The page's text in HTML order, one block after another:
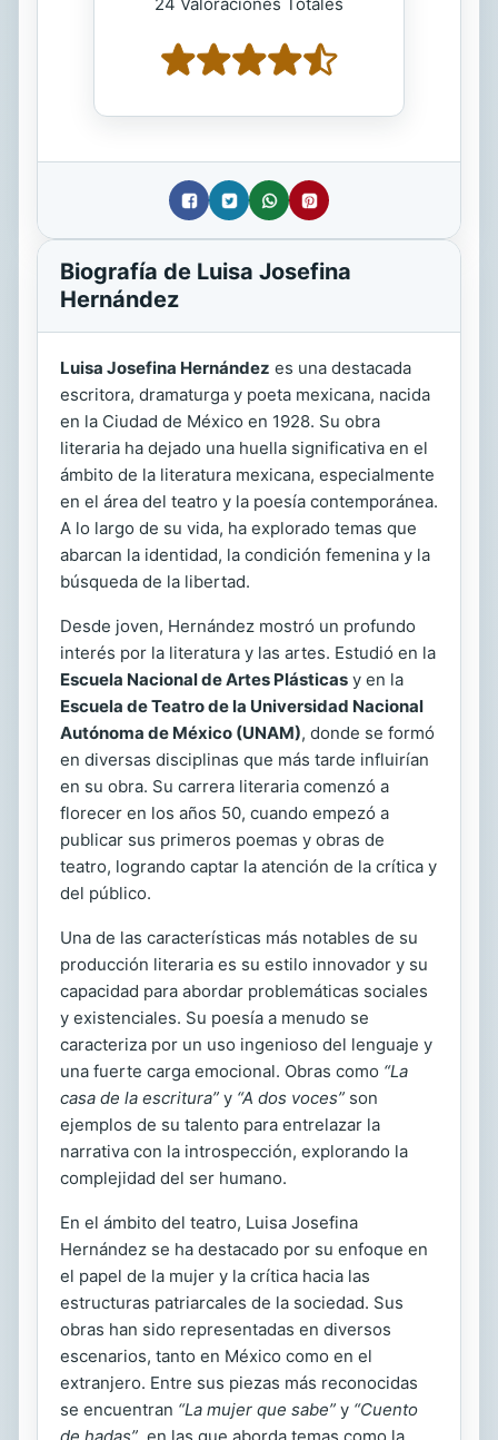
24 Valoraciones Totales
Biografía de Luisa Josefina
Hernández
Luisa Josefina Hernández es una destacada
escritora, dramaturga y poeta mexicana, nacida
en la Ciudad de México en 1928. Su obra
literaria ha dejado una huella significativa en el
ámbito de la literatura mexicana, especialmente
en el área del teatro y la poesía contemporánea.
A lo largo de su vida, ha explorado temas que
abarcan la identidad, la condición femenina y la
búsqueda de la libertad.
Desde joven, Hernández mostró un profundo
interés por la literatura y las artes. Estudió en la
Escuela Nacional de Artes Plásticas y en la
Escuela de Teatro de la Universidad Nacional
Autónoma de México (UNAM), donde se formó
en diversas disciplinas que más tarde influirían
en su obra. Su carrera literaria comenzó a
florecer en los años 50, cuando empezó a
publicar sus primeros poemas y obras de
teatro, logrando captar la atención de la crítica y
del público.
Una de las características más notables de su
producción literaria es su estilo innovador y su
capacidad para abordar problemáticas sociales
y existenciales. Su poesía a menudo se
caracteriza por un uso ingenioso del lenguaje y
una fuerte carga emocional. Obras como “La
casa de la escritura” y “A dos voces” son
ejemplos de su talento para entrelazar la
narrativa con la introspección, explorando la
complejidad del ser humano.
En el ámbito del teatro, Luisa Josefina
Hernández se ha destacado por su enfoque en
el papel de la mujer y la crítica hacia las
estructuras patriarcales de la sociedad. Sus
obras han sido representadas en diversos
escenarios, tanto en México como en el
extranjero. Entre sus piezas más reconocidas
se encuentran “La mujer que sabe” y “Cuento